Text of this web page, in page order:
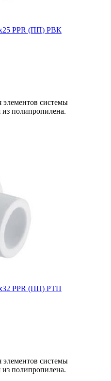
PPR (ПП) РВК
элементов системы
полипропилена.
PPR (ПП) РТП
элементов системы
полипропилена.